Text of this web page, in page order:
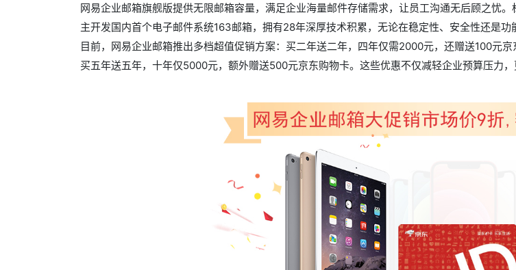
网易企业邮箱旗舰版提供无限邮箱容量，满足企业海量邮件存储需求，让员工沟通无后顾之忧
主开发国内首个电子邮件系统163邮箱，拥有28年深厚技术积累，无论在稳定性、安全性还是功
目前，网易企业邮箱推出多档超值促销方案：买二年送二年，四年仅需2000元，还赠送100元
买五年送五年，十年仅5000元，额外赠送500元京东购物卡。这些优惠不仅减轻企业预算压力